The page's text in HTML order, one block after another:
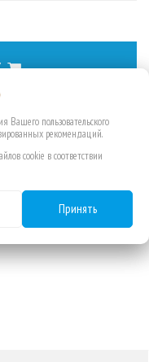
Вашего пользовательского
рекомендаций.
cookie в соответствии
Принять